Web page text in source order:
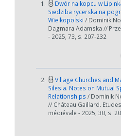
1.
Dwór na kopcu w
Siedziba rycerska na
Wielkopolski / Dominik
Dagmara Adamska //
- 2025, 73, s. 207-232
2.
Village Churches and
Silesia. Notes on Mutual
Relationships / Dominik
// Château Gaillard.
médiévale - 2025, 30, s.